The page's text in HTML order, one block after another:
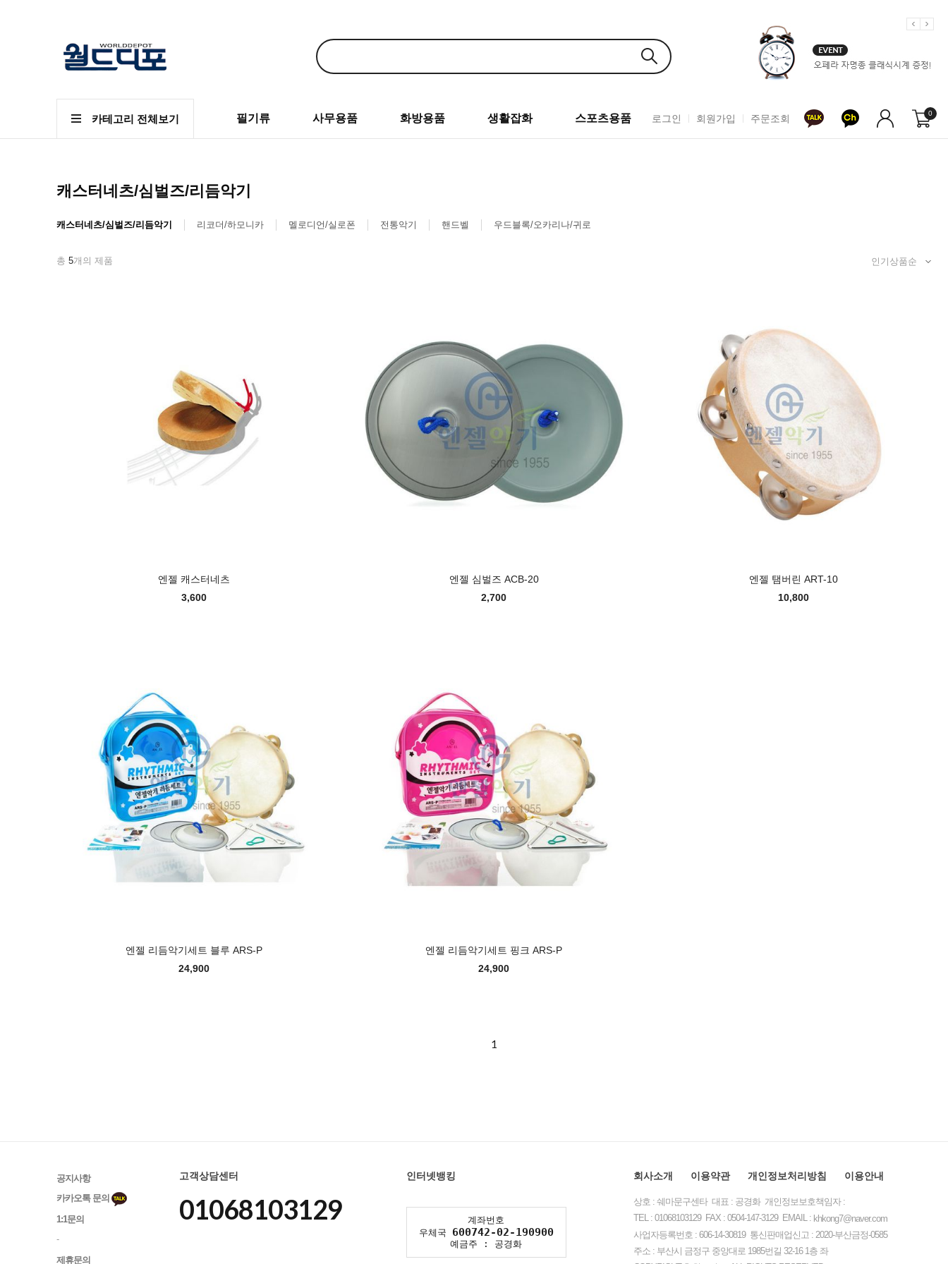
카테고리 전체보기 필기류 사무용품 화방용품 생활잡화 스포츠용품 로그인 회원가입 주문조회 0
캐스터네츠/심벌즈/리듬악기
캐스터네츠/심벌즈/리듬악기 리코더/하모니카 멜로디언/실로폰 전통악기 핸드벨 우드블록/오카리나/귀로
총 5개의 제품
엔젤 캐스터네츠
3,600
엔젤 심벌즈 ACB-20
2,700
엔젤 탬버린 ART-10
10,800
엔젤 리듬악기세트 블루 ARS-P
24,900
엔젤 리듬악기세트 핑크 ARS-P
24,900
1
공지사항
카카오톡 문의
1:1문의
-
제휴문의
고객상담센터
01068103129
인터넷뱅킹
계좌번호
우체국 600742-02-190900
예금주 : 공경화
회사소개 이용약관 개인정보처리방침 이용안내
상호 : 쉐마문구센타 대표 : 공경화 개인정보보호책임자 :
TEL : 01068103129 FAX : 0504-147-3129 EMAIL : khkong7@naver.com
사업자등록번호 : 606-14-30819 통신판매업신고 : 2020-부산금정-0585
주소 : 부산시 금정구 중앙대로 1985번길 32-16 1층 좌